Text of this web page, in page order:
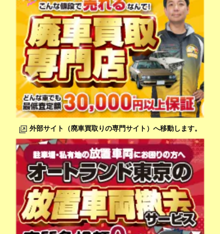
外部サイト（廃車買取りの専門サイト）へ移動します。